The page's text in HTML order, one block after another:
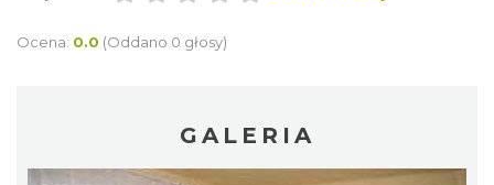
Ocena: 0.0 (Oddano 0 głosy)
GALERIA